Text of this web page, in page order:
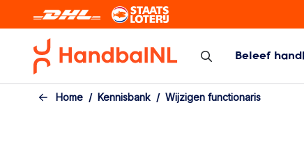
Skip to the main content
Beleef
Zaal/veld Beach
Home Kennisbank Wijzigen functionaris